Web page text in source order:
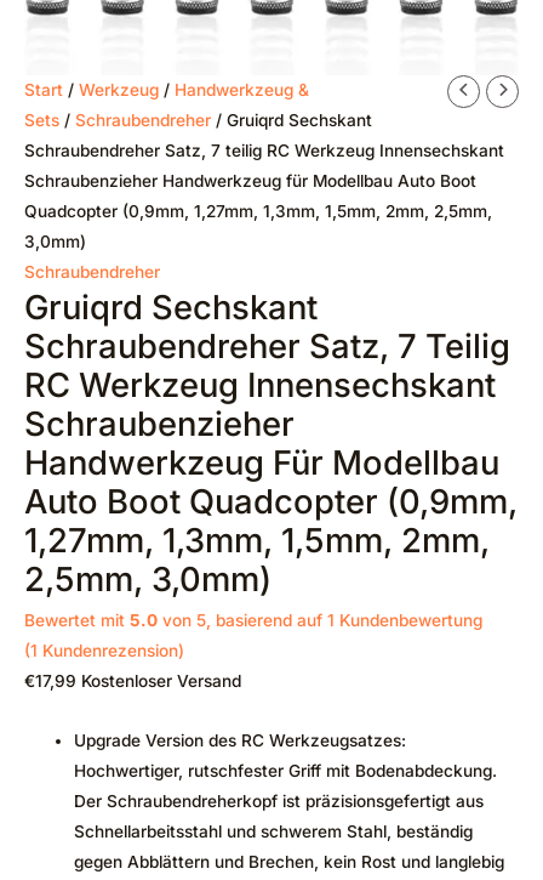
Start / Werkzeug / Handwerkzeug &
Sets / Schraubendreher / Gruiqrd Sechskant
Schraubendreher Satz, 7 teilig RC Werkzeug Innensechskant
Schraubenzieher Handwerkzeug für Modellbau Auto Boot
Quadcopter (0,9mm, 1,27mm, 1,3mm, 1,5mm, 2mm, 2,5mm,
3,0mm)
Schraubendreher
Gruiqrd Sechskant
Schraubendreher Satz, 7 Teilig
RC Werkzeug Innensechskant
Schraubenzieher
Handwerkzeug Für Modellbau
Auto Boot Quadcopter (0,9mm,
1,27mm, 1,3mm, 1,5mm, 2mm,
2,5mm, 3,0mm)
Bewertet mit 5.0 von 5, basierend auf 1 Kundenbewertung
(1 Kundenrezension)
€17,99 Kostenloser Versand
Upgrade Version des RC Werkzeugsatzes:
Hochwertiger, rutschfester Griff mit Bodenabdeckung.
Der Schraubendreherkopf ist präzisionsgefertigt aus
Schnellarbeitsstahl und schwerem Stahl, beständig
gegen Abblättern und Brechen, kein Rost und langlebig